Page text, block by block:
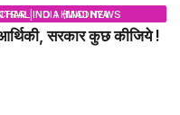
सरकार कुछ कीजिये !